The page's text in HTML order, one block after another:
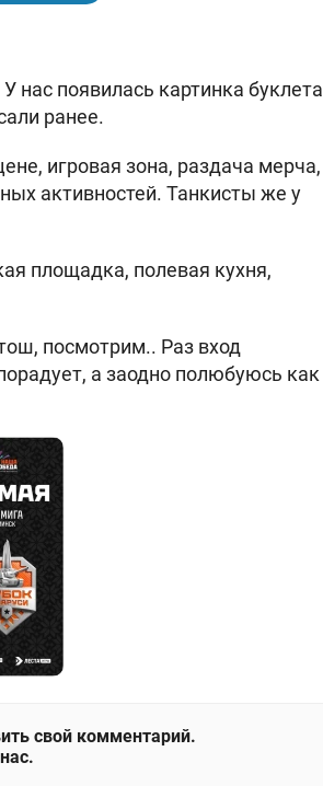
нас появилась картинка буклета
ранее.
игровая зона, раздача мерча,
активностей. Танкисты же у
площадка, полевая кухня,
посмотрим.. Раз вход
а заодно полюбуюсь как
свой комментарий.